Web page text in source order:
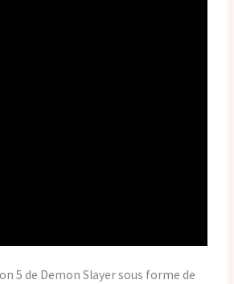
5 de Demon Slayer sous forme de